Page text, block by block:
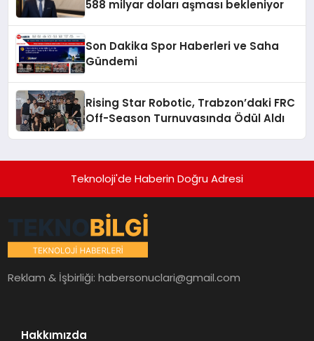
588 milyar doları aşması bekleniyor
Son Dakika Spor Haberleri ve Saha
Gündemi
Rising Star Robotic, Trabzon’daki FRC
Off-Season Turnuvasında Ödül Aldı
Teknoloji'de Haberin Doğru Adresi
Reklam & İşbirliği:habersonuclari@gmail.com
Hakkımızda